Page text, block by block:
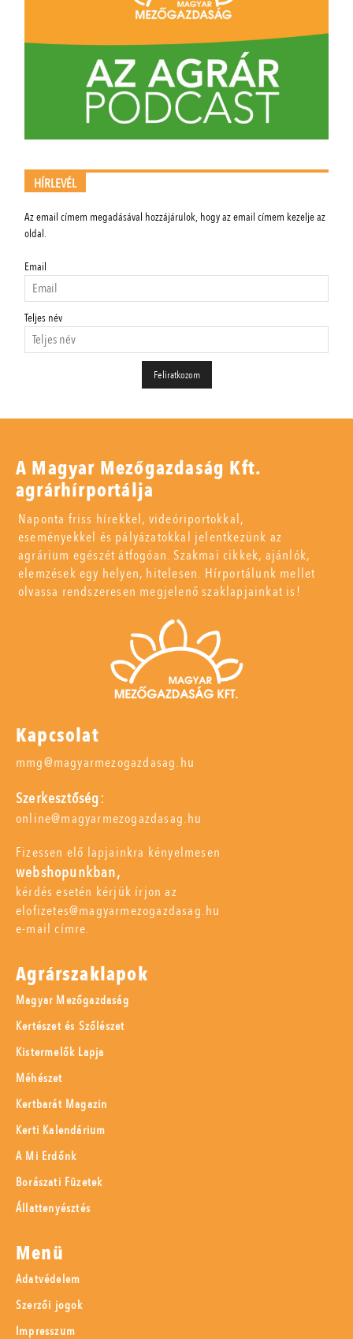
HÍRLEVÉL
Az email címem megadásával hozzájárulok, hogy az email címem kezelje az
oldal.
Email
Teljes név
A Magyar Mezőgazdaság Kft.
agrárhírportálja
Naponta friss hírekkel, videóriportokkal,
eseményekkel és pályázatokkal jelentkezünk az
agrárium egészét átfogóan. Szakmai cikkek, ajánlók,
elemzések egy helyen, hitelesen. Hírportálunk mellet
olvassa rendszeresen megjelenő szaklapjainkat is!
Kapcsolat
mmg@magyarmezogazdasag.hu
Szerkesztőség:
online@magyarmezogazdasag.hu
Fizessen elő lapjainkra kényelmesen
webshopunkban,
kérdés esetén kérjük írjon az
elofizetes@magyarmezogazdasag.hu
e-mail címre.
Agrárszaklapok
Magyar Mezőgazdaság
Kertészet és Szőlészet
Kistermelők Lapja
Méhészet
Kertbarát Magazin
Kerti Kalendárium
A Mi Erdőnk
Borászati Füzetek
Állattenyésztés
Menü
Adatvédelem
Szerzői jogok
Impresszum